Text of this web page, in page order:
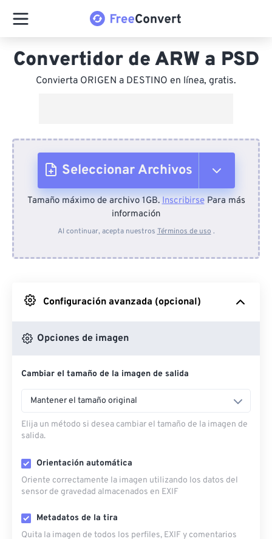
Convertidor de ARW a PSD
Convierta ORIGEN a DESTINO en línea, gratis.
Seleccionar Archivos
Desde el dispositivo
Desde Google Drive
Desde OneDrive
Desde URL
Tamaño máximo de archivo 1GB.InscribirsePara más
información
Al continuar, acepta nuestros Términos de uso .
Configuración avanzada (opcional)
Opciones de imagen
Cambiar el tamaño de la imagen de salida
Mantener el tamaño original
Elija un método si desea cambiar el tamaño de la imagen de
salida.
Orientación automática
Oriente correctamente la imagen utilizando los datos del
sensor de gravedad almacenados en EXIF
Metadatos de la tira
Quita la imagen de todos los perfiles, EXIF ​​y comentarios